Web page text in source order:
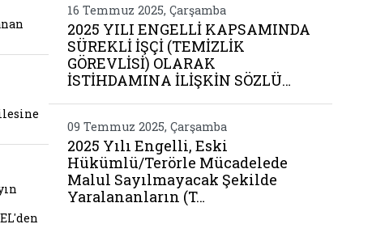
samet arslan in kiymetli ailesine ziyaret
sayin turan bayram ve il mudurumuz
16 Temmuz 2025, Çarşamba
2025 YILI ENGELLİ KAPSAMINDA
SÜREKLİ İŞÇİ (TEMİZLİK
GÖREVLİSİ) OLARAK
İSTİHDAMINA İLİŞKİN SÖZLÜ…
09 Temmuz 2025, Çarşamba
2025 Yılı Engelli, Eski
Hükümlü/Terörle Mücadelede
Malul Sayılmayacak Şekilde
Yaralananların (T…